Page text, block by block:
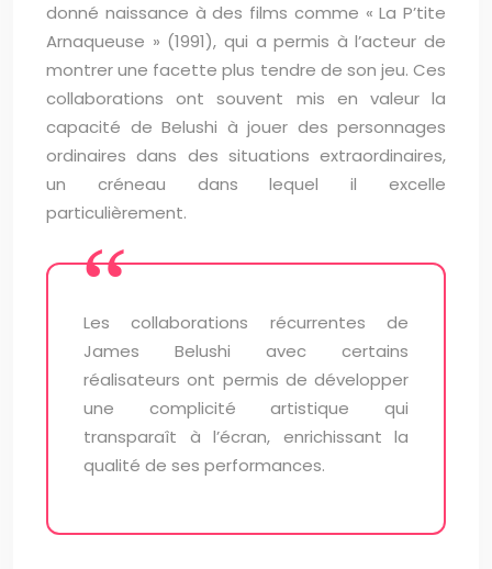
donné naissance à des films comme « La P’tite
Arnaqueuse » (1991), qui a permis à l’acteur de
montrer une facette plus tendre de son jeu. Ces
collaborations ont souvent mis en valeur la
capacité de Belushi à jouer des personnages
ordinaires dans des situations extraordinaires,
un créneau dans lequel il excelle
particulièrement.
Les collaborations récurrentes de
James Belushi avec certains
réalisateurs ont permis de développer
une complicité artistique qui
transparaît à l’écran, enrichissant la
qualité de ses performances.